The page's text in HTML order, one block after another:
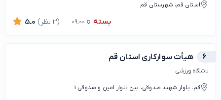
استان قم، شهرستان قم
بسته تا 09:00 5.0 (3 نظر)
6 هیأت سوارکاری استان قم
باشگاه ورزشی
قم، بلوار شهید صدوقی، بین بلوار امین و صدوقی 1